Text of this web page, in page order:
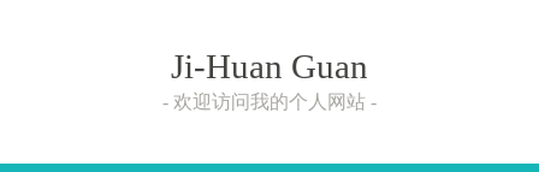
Ji-Huan Guan
欢迎访问我的个人网站